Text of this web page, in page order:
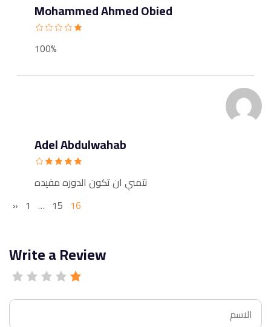
Mohammed Ahmed Obied
100%
Adel Abdulwahab
نتمني ان تكون الدوره مفيده
« 1 … 15 16
Write a Review